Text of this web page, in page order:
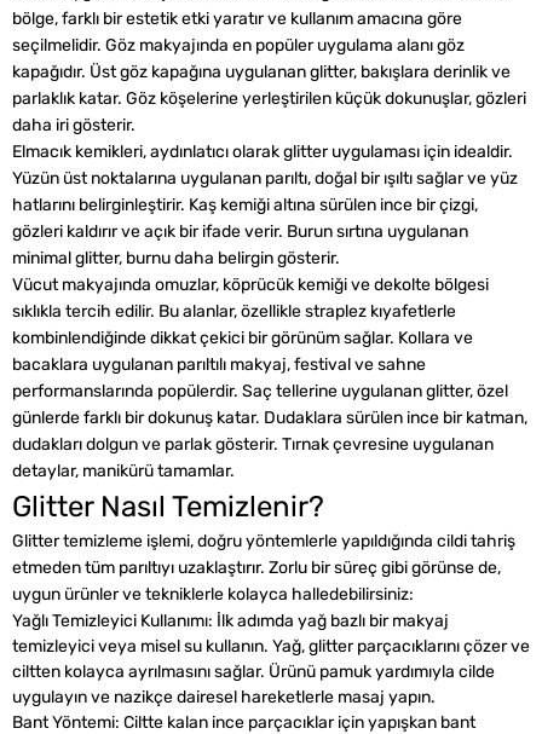
bölge, farklı bir estetik etki yaratır ve kullanım amacına göre
seçilmelidir. Göz makyajında en popüler uygulama alanı göz
kapağıdır. Üst göz kapağına uygulanan glitter, bakışlara derinlik ve
parlaklık katar. Göz köşelerine yerleştirilen küçük dokunuşlar, gözleri
daha iri gösterir.
Elmacık kemikleri, aydınlatıcı olarak glitter uygulaması için idealdir.
Yüzün üst noktalarına uygulanan parıltı, doğal bir ışıltı sağlar ve yüz
hatlarını belirginleştirir. Kaş kemiği altına sürülen ince bir çizgi,
gözleri kaldırır ve açık bir ifade verir. Burun sırtına uygulanan
minimal glitter, burnu daha belirgin gösterir.
Vücut makyajında omuzlar, köprücük kemiği ve dekolte bölgesi
sıklıkla tercih edilir. Bu alanlar, özellikle straplez kıyafetlerle
kombinlendiğinde dikkat çekici bir görünüm sağlar. Kollara ve
bacaklara uygulanan parıltılı makyaj, festival ve sahne
performanslarında popülerdir. Saç tellerine uygulanan glitter, özel
günlerde farklı bir dokunuş katar. Dudaklara sürülen ince bir katman,
dudakları dolgun ve parlak gösterir. Tırnak çevresine uygulanan
detaylar, manikürü tamamlar.
Glitter Nasıl Temizlenir?
Glitter temizleme işlemi, doğru yöntemlerle yapıldığında cildi tahriş
etmeden tüm parıltıyı uzaklaştırır. Zorlu bir süreç gibi görünse de,
uygun ürünler ve tekniklerle kolayca halledebilirsiniz:
Yağlı Temizleyici Kullanımı: İlk adımda yağ bazlı bir makyaj
temizleyici veya misel su kullanın. Yağ, glitter parçacıklarını çözer ve
ciltten kolayca ayrılmasını sağlar. Ürünü pamuk yardımıyla cilde
uygulayın ve nazikçe dairesel hareketlerle masaj yapın.
Bant Yöntemi: Ciltte kalan ince parçacıklar için yapışkan bant